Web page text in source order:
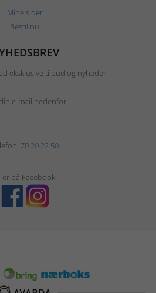
Mine sider
Bestil nu
eksklusive tilbud og nyheder.
e-mail nedenfor.
70 20 22 50
er på Facebook